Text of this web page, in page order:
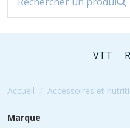
VTT
Accueil Accessoires et
Marque